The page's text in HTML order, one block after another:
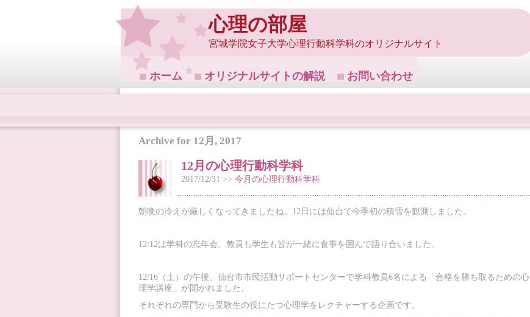
心理の部屋
宮城学院女子大学心理行動科学科のオリジナルサイト
ホーム オリジナルサイトの解説 お問い合わせ
Archive for 12月, 2017
12月の心理行動科学科
2017/12/31 >> 今月の心理行動科学科
朝晩の冷えが厳しくなってきましたね。12日には仙台で今季初の積雪を観測しました。
12/12は学科の忘年会。教員も学生も皆が一緒に食事を囲んで語り合いました。
12/16（土）の午後、仙台市市民活動サポートセンターで学科教員6名による「合格を勝ち取るための心
理学講座」が開かれました。
それぞれの専門から受験生の役にたつ心理学をレクチャーする企画です。